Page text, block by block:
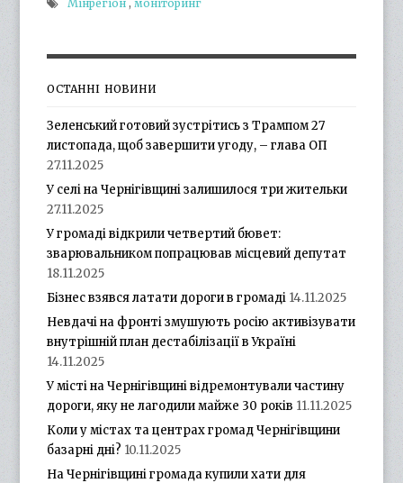
Мінрегіон ,моніторинг
ОСТАННІ НОВИНИ
Зеленський готовий зустрітись з Трампом 27
листопада, щоб завершити угоду, – глава ОП
27.11.2025
У селі на Чернігівщині залишилося три жительки
27.11.2025
У громаді відкрили четвертий бювет:
зварювальником попрацював місцевий депутат
18.11.2025
Бізнес взявся латати дороги в громаді 14.11.2025
Невдачі на фронті змушують росію активізувати
внутрішній план дестабілізації в Україні
14.11.2025
У місті на Чернігівщині відремонтували частину
дороги, яку не лагодили майже 30 років 11.11.2025
Коли у містах та центрах громад Чернігівщини
базарні дні? 10.11.2025
На Чернігівщині громада купили хати для